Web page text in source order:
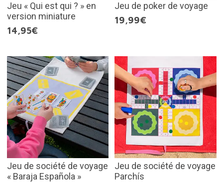
Jeu « Qui est qui ? » en
version miniature
14,95€
Jeu de poker de voyage
19,99€
Jeu de société de voyage
« Baraja Española »
Jeu de société de voyage
Parchís